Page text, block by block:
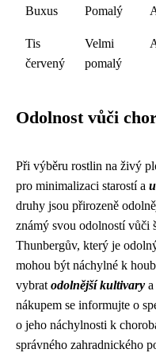
Buxus Pomalý
Tis
červený
Velmi
pomalý
Odolnost vůči
Při výběru rostlin na živý
pro minimalizaci starostí a
druhy jsou přirozeně
známý svou odolností vůči
Thunbergův, který je
mohou být náchylné k
vybrat odolnější kultivary
nákupem se informujte o
o jeho náchylnosti k
správného zahradnického